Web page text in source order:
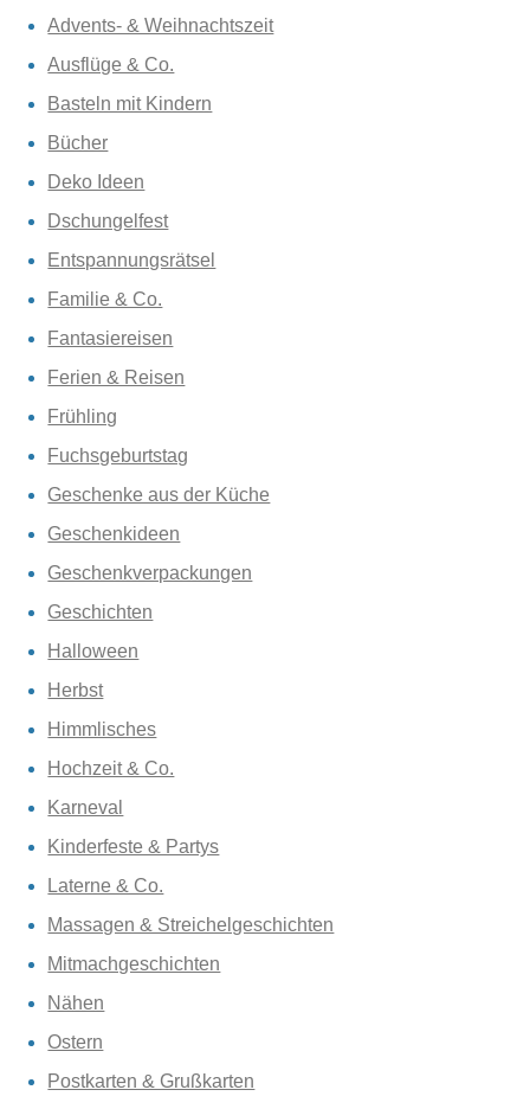
Advents- & Weihnachtszeit
Ausflüge & Co.
Basteln mit Kindern
Bücher
Deko Ideen
Dschungelfest
Entspannungsrätsel
Familie & Co.
Fantasiereisen
Ferien & Reisen
Frühling
Fuchsgeburtstag
Geschenke aus der Küche
Geschenkideen
Geschenkverpackungen
Geschichten
Halloween
Herbst
Himmlisches
Hochzeit & Co.
Karneval
Kinderfeste & Partys
Laterne & Co.
Massagen & Streichelgeschichten
Mitmachgeschichten
Nähen
Ostern
Postkarten & Grußkarten